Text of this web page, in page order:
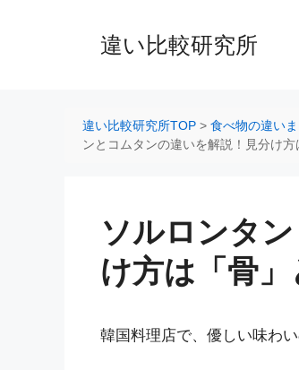
違い比較研究所
違い比較研究所TOP > 食べ物の違い
ンとコムタンの違いを解説！見分け方
ソルロンタ
け方は「骨」
韓国料理店で、優しい味わ